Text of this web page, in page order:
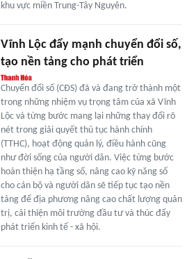
khu vực miền Trung-Tây Nguyên.
Vĩnh Lộc đẩy mạnh chuyển đổi số,
tạo nền tảng cho phát triển
Chuyển đổi số (CĐS) đã và đang trở thành một
trong những nhiệm vụ trọng tâm của xã Vĩnh
Lộc và từng bước mang lại những thay đổi rõ
nét trong giải quyết thủ tục hành chính
(TTHC), hoạt động quản lý, điều hành cũng
như đời sống của người dân. Việc từng bước
hoàn thiện hạ tầng số, nâng cao kỹ năng số
cho cán bộ và người dân sẽ tiếp tục tạo nền
tảng để địa phương nâng cao chất lượng quản
trị, cải thiện môi trường đầu tư và thúc đẩy
phát triển kinh tế - xã hội.